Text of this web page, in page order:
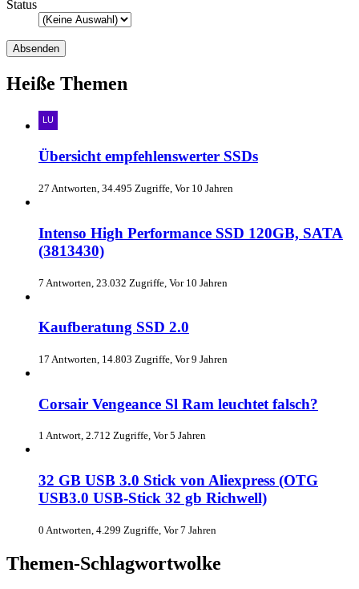
Status
Heiße Themen
Übersicht empfehlenswerter SSDs
27 Antworten, 34.495 Zugriffe, Vor 10 Jahren
Intenso High Performance SSD 120GB, SATA
(3813430)
7 Antworten, 23.032 Zugriffe, Vor 10 Jahren
Kaufberatung SSD 2.0
17 Antworten, 14.803 Zugriffe, Vor 9 Jahren
Corsair Vengeance Sl Ram leuchtet falsch?
1 Antwort, 2.712 Zugriffe, Vor 5 Jahren
32 GB USB 3.0 Stick von Aliexpress (OTG
USB3.0 USB-Stick 32 gb Richwell)
0 Antworten, 4.299 Zugriffe, Vor 7 Jahren
Themen-Schlagwortwolke